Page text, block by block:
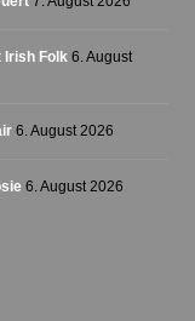
Irish Folk 6. August
6. August 2026
6. August 2026